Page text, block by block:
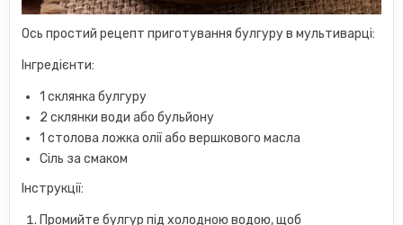
Ось простий рецепт приготування булгуру в мультиварці:
Інгредієнти:
1 склянка булгуру
2 склянки води або бульйону
1 столова ложка олії або вершкового масла
Сіль за смаком
Інструкції:
Промийте булгур під холодною водою, щоб